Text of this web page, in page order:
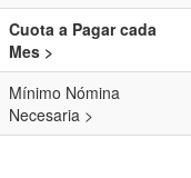
Cuota a Pagar cada
Mes >
Mínimo Nómina
Necesaria >